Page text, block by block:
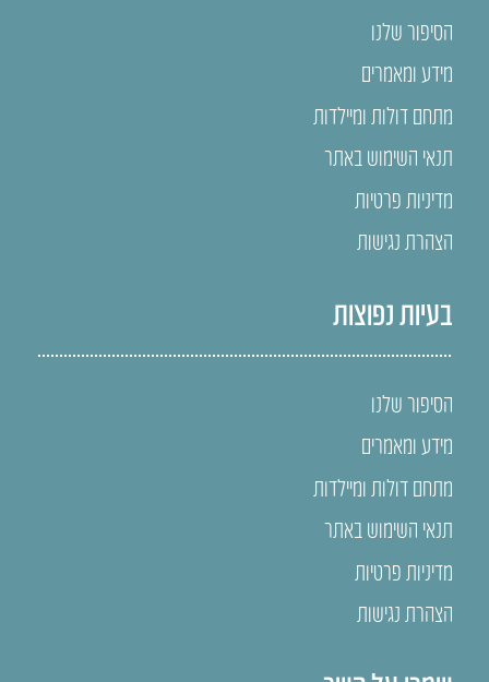
הסיפור שלנו
מידע ומאמרים
מתחם דולות ומיילדות
תנאי השימוש באתר
מדיניות פרטיות
הצהרת נגישות
בעיות נפוצות
הסיפור שלנו
מידע ומאמרים
מתחם דולות ומיילדות
תנאי השימוש באתר
מדיניות פרטיות
הצהרת נגישות